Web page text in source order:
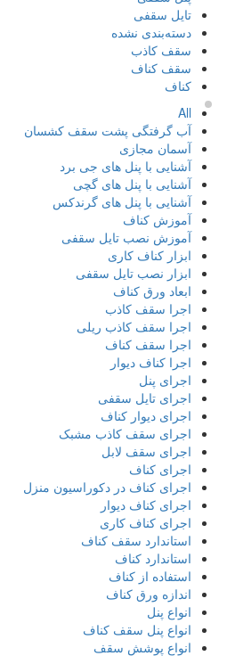
تایل سقفی
دسته‌بندی نشده
سقف کاذب
سقف کناف
کناف
All
آب گرفتگی پشت سقف کشسان
آسمان مجازی
آشنایی با پنل های جی برد
آشنایی با پنل های گچی
آشنایی با پنل های گرندکس
آموزش کناف
آموزش نصب تایل سقفی
ابزار کناف کاری
ابزار نصب تایل سقفی
ابعاد ورق کناف
اجرا سقف کاذب
اجرا سقف کاذب ریلی
اجرا سقف کناف
اجرا کناف دیوار
اجرای پنل
اجرای تایل سقفی
اجرای دیوار کناف
اجرای سقف کاذب مشبک
اجرای سقف لابل
اجرای کناف
اجرای کناف در دکوراسیون منزل
اجرای کناف دیوار
اجرای کناف کاری
استاندارد سقف کناف
استاندارد کناف
استفاده از کناف
اندازه ورق کناف
انواع پنل
انواع پنل سقف کناف
انواع پوشش سقف